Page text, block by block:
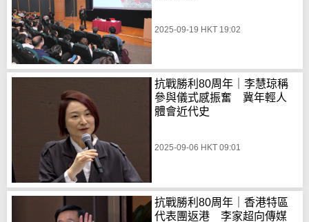
2025-09-19 HKT 19:02
抗戰勝利80周年｜李慧琼稱
參與儀式感振奮 冀年輕人
體會近代史
2025-09-06 HKT 09:01
抗戰勝利80周年｜香港特區
代表團返港 李家超向傳媒